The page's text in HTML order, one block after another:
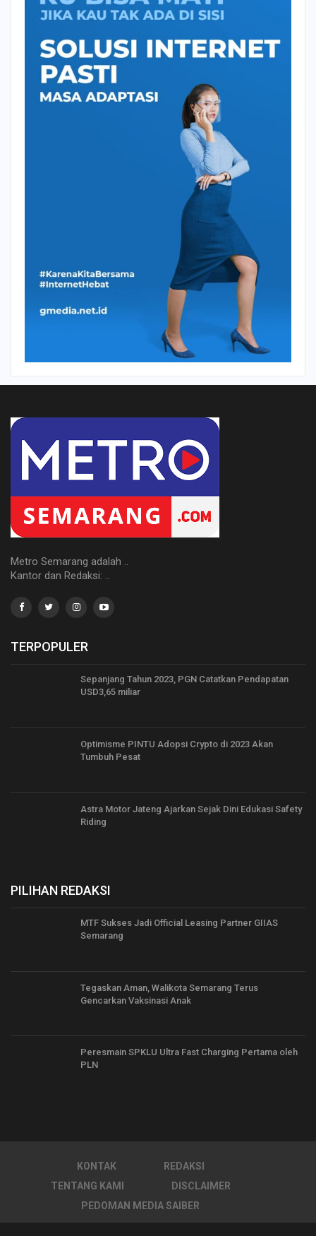
Metro Semarang adalah ..
Kantor dan Redaksi: ..
TERPOPULER
Sepanjang Tahun 2023, PGN Catatkan Pendapatan
USD3,65 miliar
Optimisme PINTU Adopsi Crypto di 2023 Akan
Tumbuh Pesat
Astra Motor Jateng Ajarkan Sejak Dini Edukasi Safety
Riding
PILIHAN REDAKSI
MTF Sukses Jadi Official Leasing Partner GIIAS
Semarang
Tegaskan Aman, Walikota Semarang Terus
Gencarkan Vaksinasi Anak
Peresmain SPKLU Ultra Fast Charging Pertama oleh
PLN
KONTAK
REDAKSI
TENTANG KAMI
DISCLAIMER
PEDOMAN MEDIA SAIBER